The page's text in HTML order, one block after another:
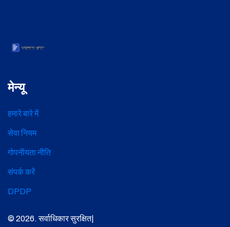
मेन्यू
हमारे बारे में
सेवा नियम
गोपनीयता नीति
संपर्क करें
DPDP
© 2026. सर्वाधिकार सुरक्षित|